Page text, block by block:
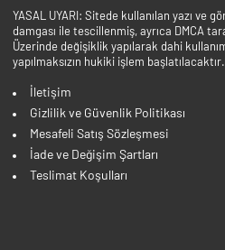
YASAL UYARI: Sitede kullanılan yazı ve
damgası ile tescillenmiş, ayrıca DMCA
Üzerinde değişiklik yapılarak dahi
yapılmaksızın hukiki işlem başlatılacaktır.
İletişim
Gizlilik ve Güvenlik Politikası
Mesafeli Satış Sözleşmesi
İade ve Değişim Şartları
Teslimat Koşulları